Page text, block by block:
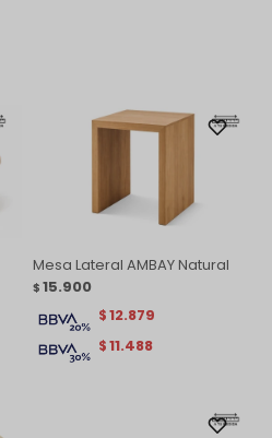
Mesa Lateral AMBAY Natural
$ 15.900
$11.488
$12.879